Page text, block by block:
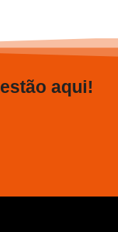
aqui!